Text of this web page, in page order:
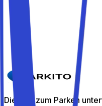
Die besten
Marina
Parkito in Via delle
Details
Die App zum Parken